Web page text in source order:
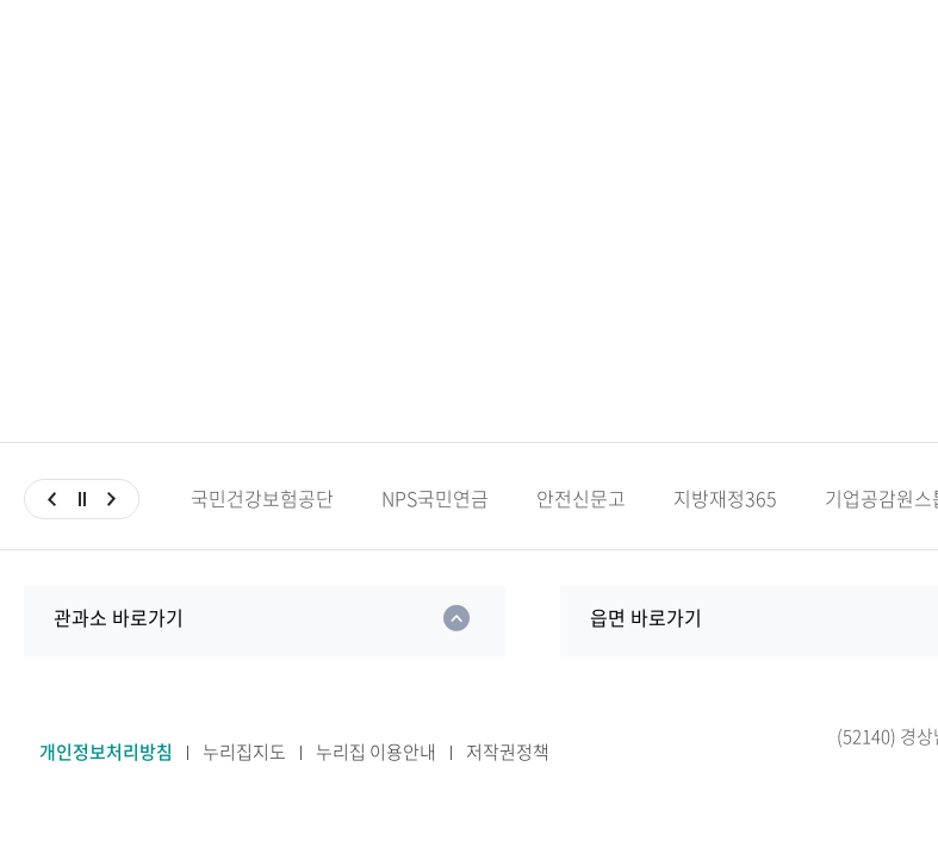
국민건강보험공단 NPS국민연금 안전신문고 지방재정365 기업공감원
관과소 바로가기 읍면 바로가기
개인정보처리방침 누리집지도 누리집 이용안내 저작권정책
(52140) 경